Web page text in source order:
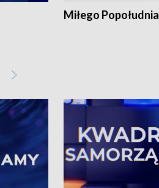
Miłego Popołudnia